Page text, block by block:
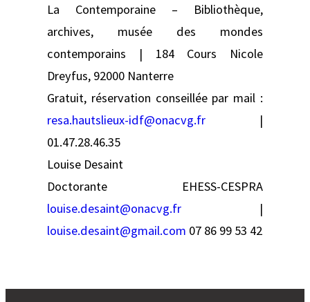
La Contemporaine – Bibliothèque,
archives, musée des mondes
contemporains | 184 Cours Nicole
Dreyfus, 92000 Nanterre
Gratuit, réservation conseillée par mail :
resa.hautslieux-idf@onacvg.fr |
01.47.28.46.35
Louise Desaint
Doctorante EHESS-CESPRA
louise.desaint@onacvg.fr |
louise.desaint@gmail.com 07 86 99 53 42